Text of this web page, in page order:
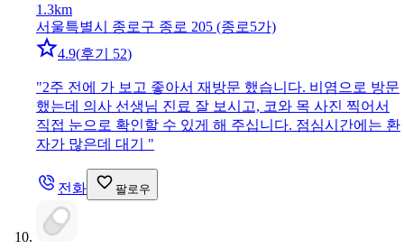
1.3km
서울특별시 종로구 종로 205 (종로5가)
4.9(후기 52)
"2주 전에 가 보고 좋아서 재방문 했습니다. 비염으로 방문
했는데 의사 선생님 진료 잘 보시고, 코와 목 사진 찍어서
직접 눈으로 확인할 수 있게 해 주십니다. 점심시간에는 환
자가 많은데 대기 "
전화 팔로우